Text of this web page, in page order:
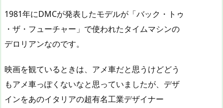
1981年にDMCが発表したモデルが「バック・トゥ
・ザ・フューチャー」で使われたタイムマシンの
デロリアンなのです。
映画を観ているときは、アメ車だと思うけどどう
もアメ車っぽくないなと思っていましたが、デザ
インをあのイタリアの超有名工業デザイナー